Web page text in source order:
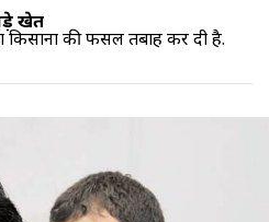
खेत
की फसल तबाह कर दी है.